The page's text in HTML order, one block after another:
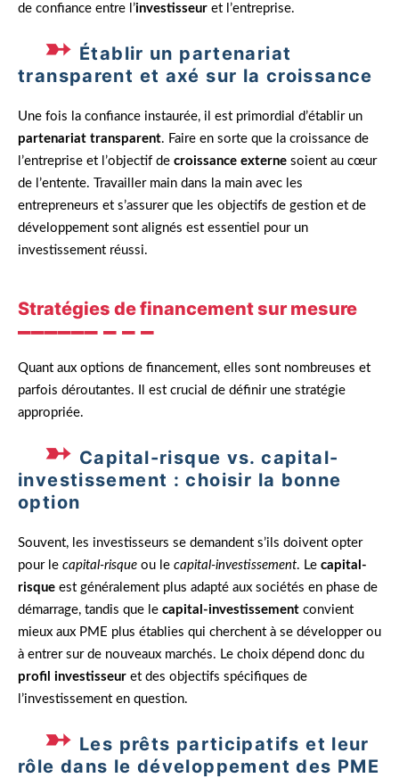
de confiance entre l’investisseur et l’entreprise.
Établir un partenariat
transparent et axé sur la croissance
Une fois la confiance instaurée, il est primordial d’établir un
partenariat transparent. Faire en sorte que la croissance de
l’entreprise et l’objectif de croissance externe soient au cœur
de l’entente. Travailler main dans la main avec les
entrepreneurs et s’assurer que les objectifs de gestion et de
développement sont alignés est essentiel pour un
investissement réussi.
Stratégies de financement sur mesure
Quant aux options de financement, elles sont nombreuses et
parfois déroutantes. Il est crucial de définir une stratégie
appropriée.
Capital-risque vs. capital-
investissement : choisir la bonne
option
Souvent, les investisseurs se demandent s’ils doivent opter
pour le capital-risque ou le capital-investissement. Le capital-
risque est généralement plus adapté aux sociétés en phase de
démarrage, tandis que le capital-investissement convient
mieux aux PME plus établies qui cherchent à se développer ou
à entrer sur de nouveaux marchés. Le choix dépend donc du
profil investisseur et des objectifs spécifiques de
l’investissement en question.
Les prêts participatifs et leur
rôle dans le développement des PME